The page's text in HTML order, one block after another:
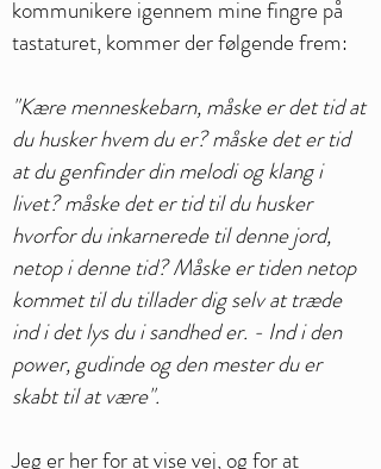
kommunikere igennem mine fingre på
tastaturet, kommer der følgende frem:
"Kære menneskebarn, måske er det tid at
du husker hvem du er? måske det er tid
at du genfinder din melodi og klang i
livet? måske det er tid til du husker
hvorfor du inkarnerede til denne jord,
netop i denne tid? Måske er tiden netop
kommet til du tillader dig selv at træde
ind i det lys du i sandhed er. - Ind i den
power, gudinde og den mester du er
skabt til at være".
Jeg er her for at vise vej, og for at